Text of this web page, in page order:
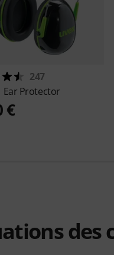
247
Ear Protector
€
des